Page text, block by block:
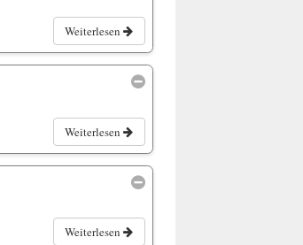
Weiterlesen
Weiterlesen
Weiterlesen